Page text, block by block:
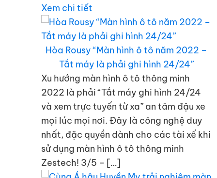
Xem chi tiết
Hòa Rousy “Màn hình ô tô năm 2022 –
Tắt máy là phải ghi hình 24/24”
Xu hướng màn hình ô tô thông minh
2022 là phải “Tắt máy ghi hình 24/24
và xem trực tuyến từ xa” an tâm đậu xe
mọi lúc mọi nơi. Đây là công nghệ duy
nhất, đặc quyền dành cho các tài xế khi
sử dụng màn hình ô tô thông minh
Zestech! 3/5 – […]